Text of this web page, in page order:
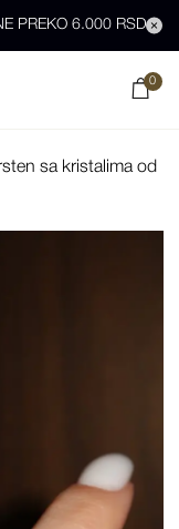
PREKO 6.000 RSD
0
sa kristalima od